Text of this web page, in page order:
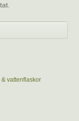
& vattenflaskor